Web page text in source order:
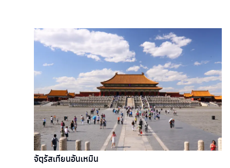
จัตุรัสเทียนอันเหมิน